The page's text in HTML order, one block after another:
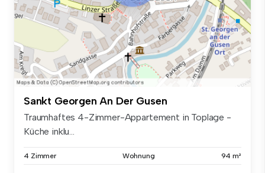
Sankt Georgen An Der Gusen
Traumhaftes 4-Zimmer-Appartement in Toplage -
Küche inklu...
4 Zimmer Wohnung 94 m²